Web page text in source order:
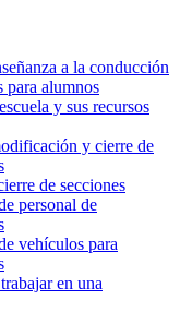
a la conducción
para alumnos
y sus recursos
y cierre de
de secciones
personal de
vehículos para
en una